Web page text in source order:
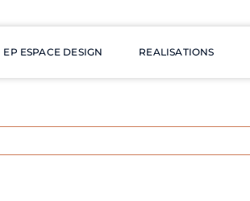
EP ESPACE DESIGN REALISATIONS